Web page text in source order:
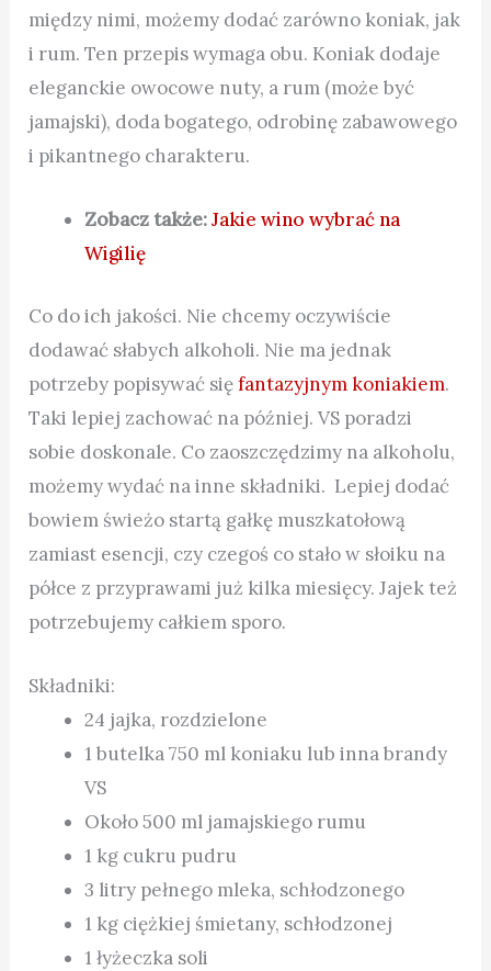
między nimi, możemy dodać zarówno koniak, jak
i rum. Ten przepis wymaga obu. Koniak dodaje
eleganckie owocowe nuty, a rum (może być
jamajski), doda bogatego, odrobinę zabawowego
i pikantnego charakteru.
Zobacz także:Jakie wino wybrać na
Wigilię
Co do ich jakości. Nie chcemy oczywiście
dodawać słabych alkoholi. Nie ma jednak
potrzeby popisywać sięfantazyjnym koniakiem.
Taki lepiej zachować na później. VS poradzi
sobie doskonale. Co zaoszczędzimy na alkoholu,
możemy wydać na inne składniki. Lepiej dodać
bowiem świeżo startą gałkę muszkatołową
zamiast esencji, czy czegoś co stało w słoiku na
półce z przyprawami już kilka miesięcy. Jajek też
potrzebujemy całkiem sporo.
Składniki:
24 jajka, rozdzielone
1 butelka 750 ml koniaku lub inna brandy
VS
Około 500 ml jamajskiego rumu
1 kg cukru pudru
3 litry pełnego mleka, schłodzonego
1 kg ciężkiej śmietany, schłodzonej
1 łyżeczka soli